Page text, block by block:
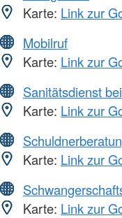
Karte: Link zur
Mobilruf
Karte: Link zur
Sanitätsdienst
Karte: Link zur
Karte: Link zur
Karte: Link zur